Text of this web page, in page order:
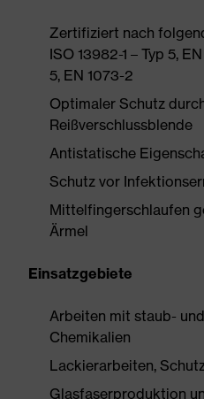
Zertifiziert nach
ISO 13982-1 – Typ 5,
5, EN 1073-2
Optimaler Schutz
Reißverschlussblende
Antistatische
Schutz vor
Mittelfingerschlaufen
Ärmel
Einsatzgebiete
Arbeiten mit staub-
Chemikalien
Lackierarbeiten,
Glasfaserproduktion